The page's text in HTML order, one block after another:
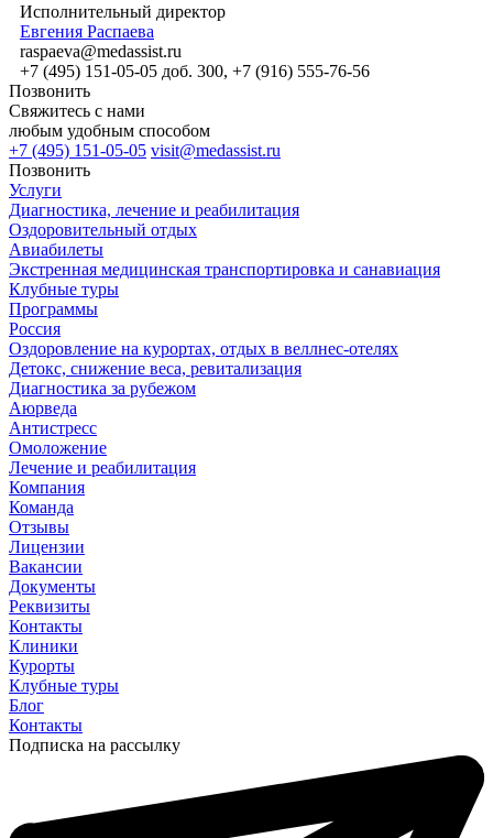
Исполнительный директор
Евгения Распаева
raspaeva@medassist.ru
+7 (495) 151-05-05 доб. 300, +7 (916) 555-76-56
Позвонить
Свяжитесь с нами
любым удобным способом
+7 (495) 151-05-05 visit@medassist.ru
Позвонить
Услуги
Диагностика, лечение и реабилитация
Оздоровительный отдых
Авиабилеты
Экстренная медицинская транспортировка и санавиация
Клубные туры
Программы
Россия
Оздоровление на курортах, отдых в веллнес-отелях
Детокс, снижение веса, ревитализация
Диагностика за рубежом
Аюрведа
Антистресс
Омоложение
Лечение и реабилитация
Компания
Команда
Отзывы
Лицензии
Вакансии
Документы
Реквизиты
Контакты
Клиники
Курорты
Клубные туры
Блог
Контакты
Подписка на рассылку